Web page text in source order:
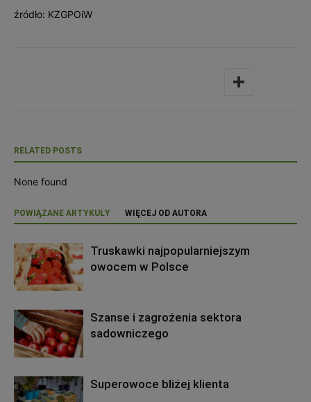
źródło: KZGPOiW
RELATED POSTS
None found
POWIĄZANE ARTYKUŁY WIĘCEJ OD AUTORA
Truskawki najpopularniejszym
owocem w Polsce
Szanse i zagrożenia sektora
sadowniczego
Superowoce bliżej klienta